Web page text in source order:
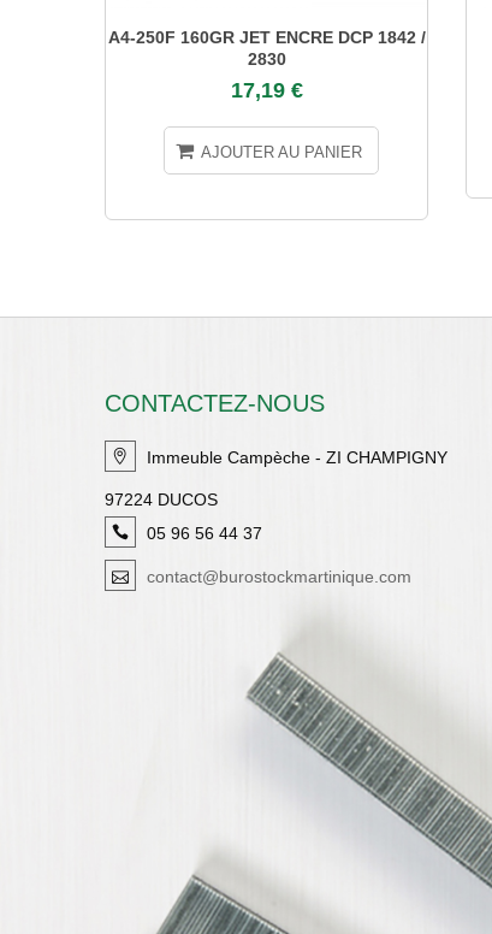
A4-250F 160GR JET ENCRE DCP 1842 /
2830
17,19 €
AJOUTER AU PANIER
CONTACTEZ-NOUS
Immeuble Campèche - ZI CHAMPIGNY
97224 DUCOS
05 96 56 44 37
contact@burostockmartinique.com